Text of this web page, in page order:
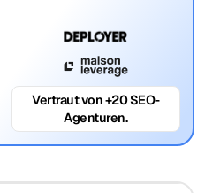
Vertraut von +20 SEO-
Agenturen.